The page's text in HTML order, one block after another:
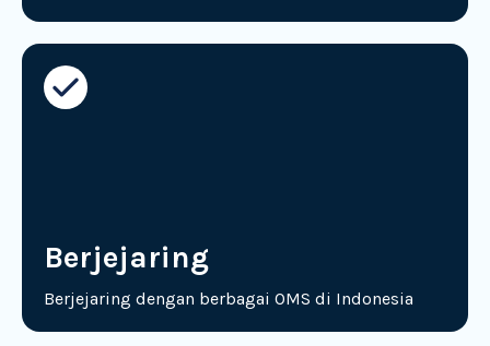
Berjejaring
Berjejaring dengan berbagai OMS di Indonesia